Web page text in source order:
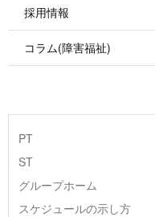
採用情報
コラム(障害福祉)
PT
ST
グループホーム
スケジュールの示し方